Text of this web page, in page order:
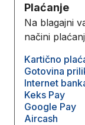
Plaćanje
Na blagajni
načini
Kartično
Gotovina
Internet
Keks Pay
Google Pay
Aircash